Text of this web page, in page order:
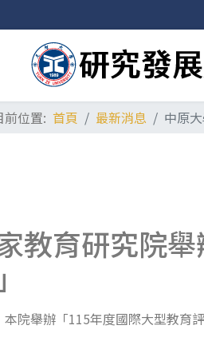
前位置: 首頁 最新消息 中原
教育研究院
本院舉辦「115年度國際大型教育